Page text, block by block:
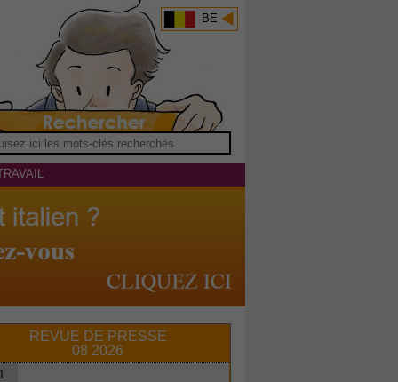
BE
REVUE DE PRESSE
08 2026
1